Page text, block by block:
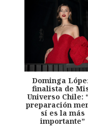
Dominga
finalista de
Universo Chile:
preparación
sí es la más
importante”